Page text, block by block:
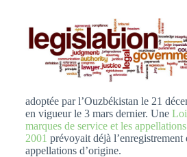
adoptée par l’Ouzbékistan le 21
en vigueur le 3 mars dernier. Une Loi
marques de service et les
2001 prévoyait déjà l’enregistrement
appellations d’origine.